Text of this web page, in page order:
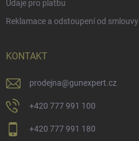
Údaje pro platbu
Reklamace a odstoupení od smlouvy
KONTAKT
prodejna@gunexpert.cz
+420 777 991 100
+420 777 991 180